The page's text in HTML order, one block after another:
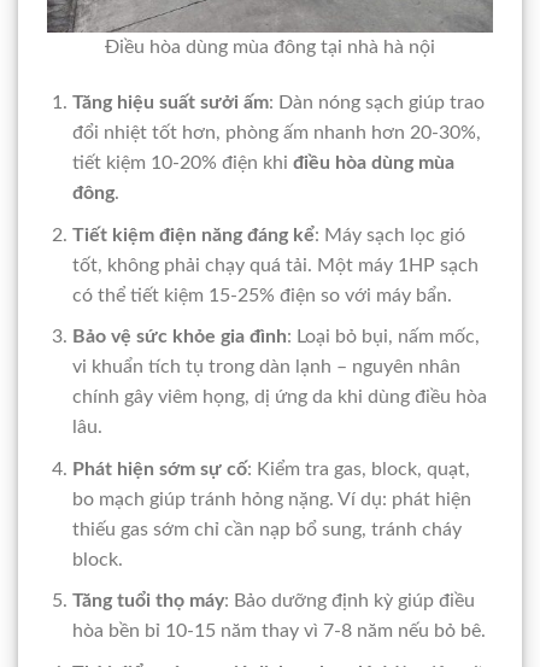
Điều hòa dùng mùa đông tại nhà hà nội
Tăng hiệu suất sưởi ấm: Dàn nóng sạch giúp trao
đổi nhiệt tốt hơn, phòng ấm nhanh hơn 20-30%,
tiết kiệm 10-20% điện khi điều hòa dùng mùa
đông.
Tiết kiệm điện năng đáng kể: Máy sạch lọc gió
tốt, không phải chạy quá tải. Một máy 1HP sạch
có thể tiết kiệm 15-25% điện so với máy bẩn.
Bảo vệ sức khỏe gia đình: Loại bỏ bụi, nấm mốc,
vi khuẩn tích tụ trong dàn lạnh – nguyên nhân
chính gây viêm họng, dị ứng da khi dùng điều hòa
lâu.
Phát hiện sớm sự cố: Kiểm tra gas, block, quạt,
bo mạch giúp tránh hỏng nặng. Ví dụ: phát hiện
thiếu gas sớm chỉ cần nạp bổ sung, tránh cháy
block.
Tăng tuổi thọ máy: Bảo dưỡng định kỳ giúp điều
hòa bền bỉ 10-15 năm thay vì 7-8 năm nếu bỏ bê.